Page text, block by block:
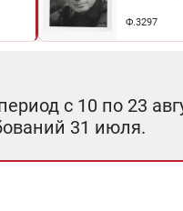
Ф.3297
с 10 по 23
31 июля.